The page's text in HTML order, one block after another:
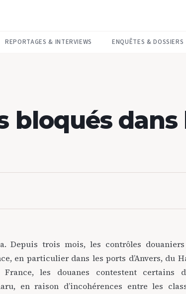
REPORTAGES & INTERVIEWS ENQUÊTES & DOSSIERS
bloqués
Depuis trois mois, les contrôles douaniers
en particulier dans les ports d’Anvers, du
les douanes contestent certains
en raison d’incohérences entre les